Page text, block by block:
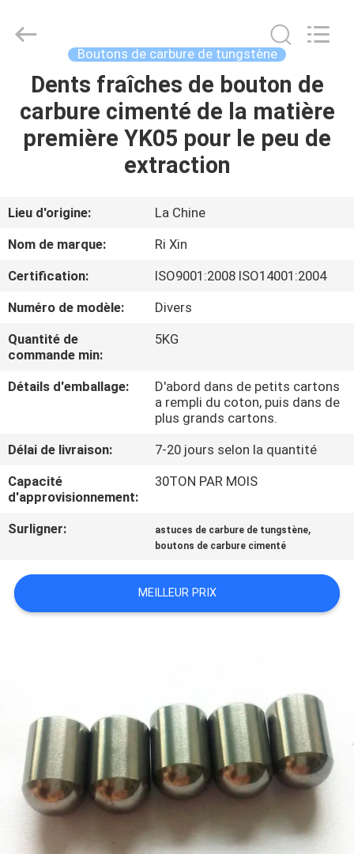
MAISON
PRODUITS
SUJET
DE
NOUS
VISITE
D'USINE
CONTRÔLE
QUALITÉ
CONTACTEZ-
NOUS
NOUVELLES
PLAN
DU
SITE
PRIVACY
Cemented
Carbide
Reserved.
Boutons de carbure de tungstène
Dents fraîches de bouton de
carbure cimenté de la matière
première YK05 pour le peu de
extraction
Lieu d'origine:
La Chine
Nom de marque:
Ri Xin
Certification:
ISO9001:2008 ISO14001:2004
Numéro de modèle:
Divers
Quantité de
commande min:
5KG
Détails d'emballage:
D'abord dans de petits cartons
a rempli du coton, puis dans de
plus grands cartons.
Délai de livraison:
7-20 jours selon la quantité
Capacité
d'approvisionnement:
30TON PAR MOIS
Surligner: astuces de carbure de tungstène,
boutons de carbure cimenté
MEILLEUR PRIX